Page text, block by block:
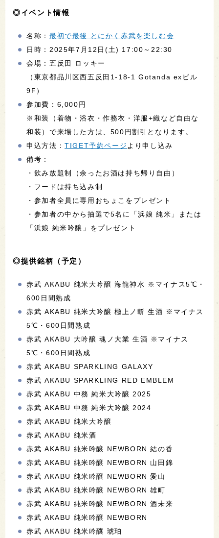
◎イベント情報
名称：最初で最後 とにかく赤武を楽しむ会
日時：2025年7月12日(土) 17:00～22:30
会場：五反田 ロッキー
（東京都品川区西五反田1-18-1 Gotanda exビル
9F）
参加費：6,000円
※和装（着物・浴衣・作務衣・洋服+織など自由な
和装）で来場した方は、500円割引となります。
申込方法：TIGET予約ページより申し込み
備考：
・飲み放題制（余ったお酒は持ち帰り自由）
・フードは持ち込み制
・参加者全員に専用おちょこをプレゼント
・参加者の中から抽選で5名に「浜娘 純米」または
「浜娘 純米吟醸」をプレゼント
◎提供銘柄（予定）
赤武 AKABU 純米大吟醸 海龍神水 ※マイナス5℃・
600日間熟成
赤武 AKABU 純米大吟醸 極上ノ斬 生酒 ※マイナス
5℃・600日間熟成
赤武 AKABU 大吟醸 魂ノ大業 生酒 ※マイナス
5℃・600日間熟成
赤武 AKABU SPARKLING GALAXY
赤武 AKABU SPARKLING RED EMBLEM
赤武 AKABU 中務 純米大吟醸 2025
赤武 AKABU 中務 純米大吟醸 2024
赤武 AKABU 純米大吟醸
赤武 AKABU 純米酒
赤武 AKABU 純米吟醸 NEWBORN 結の香
赤武 AKABU 純米吟醸 NEWBORN 山田錦
赤武 AKABU 純米吟醸 NEWBORN 愛山
赤武 AKABU 純米吟醸 NEWBORN 雄町
赤武 AKABU 純米吟醸 NEWBORN 酒未来
赤武 AKABU 純米吟醸 NEWBORN
赤武 AKABU 純米吟釀 琥珀